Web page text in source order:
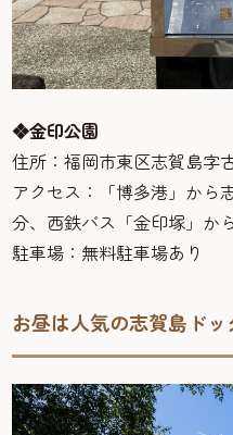
❖金印公園
住所：福岡市東区志賀島字
アクセス：「博多港」から
分、西鉄バス「金印塚」か
駐車場：無料駐車場あり
お昼は人気の志賀島ドッ